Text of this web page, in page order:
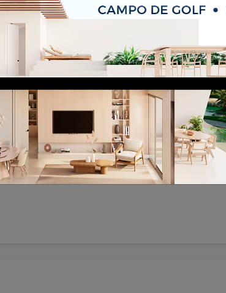
Cana